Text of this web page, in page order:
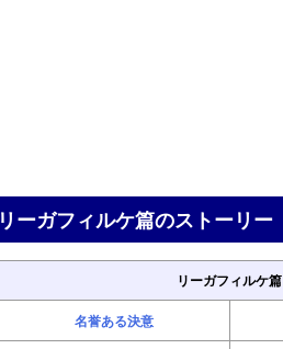
リーガフィルケ篇のストーリー
リーガフィルケ篇
名誉ある決意